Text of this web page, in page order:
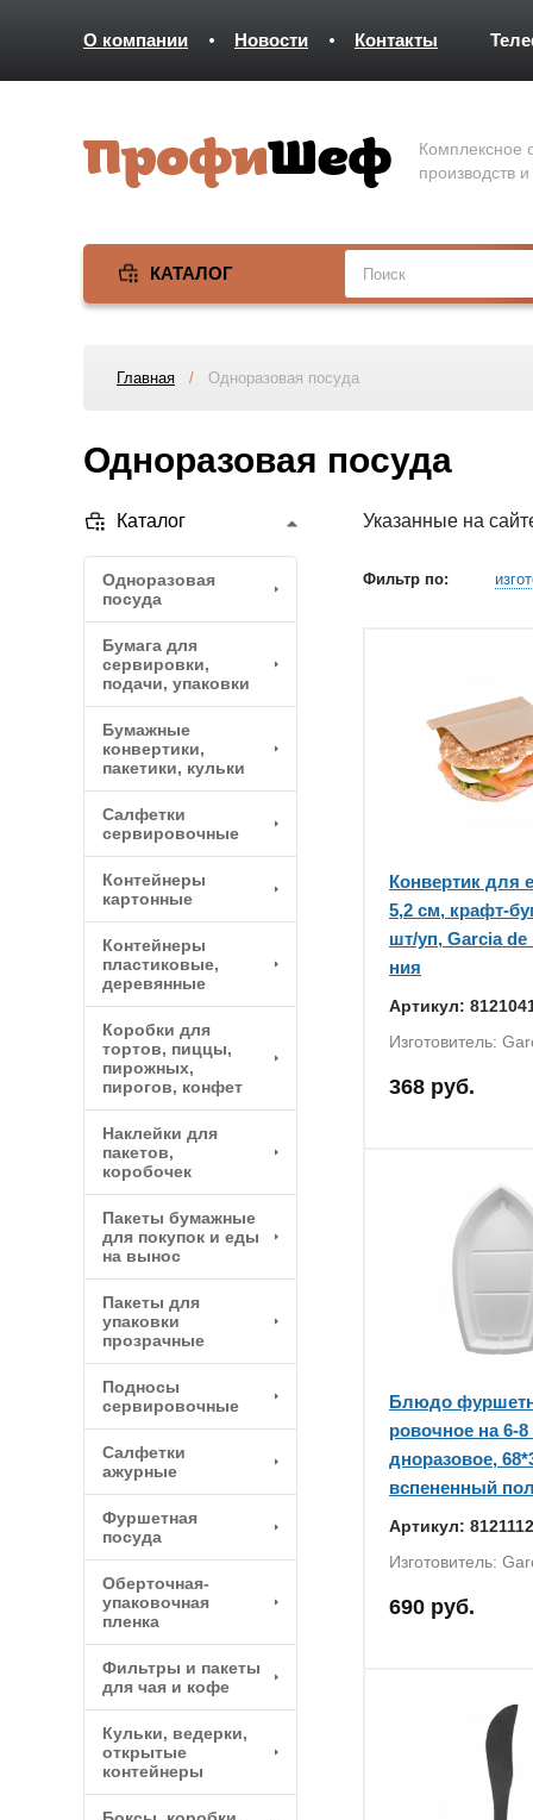
О компании Новости Контакты
Комплексное
производств
КАТАЛОГ
Главная / Одноразовая посуда
Одноразовая посуда
Каталог
Одноразовая
посуда
Бумага для
сервировки,
подачи, упаковки
Бумажные
конвертики,
пакетики, кульки
Салфетки
сервировочные
Контейнеры
картонные
Контейнеры
пластиковые,
деревянные
Коробки для
тортов, пиццы,
пирожных,
пирогов, конфет
Наклейки для
пакетов,
коробочек
Пакеты бумажные
для покупок и еды
на вынос
Пакеты для
упаковки
прозрачные
Подносы
сервировочные
Салфетки
ажурные
Фуршетная
посуда
Оберточная-
упаковочная
пленка
Фильтры и пакеты
для чая и кофе
Кульки, ведерки,
открытые
контейнеры
Указанные на
Фильтр по:
Конвертик для
5,2 см, крафт-
шт/уп, Garcia de
ния
Артикул:
Изготовитель:
368 руб.
Блюдо
ровочное на 6-
дноразовое,
вспененный
Артикул:
Изготовитель:
690 руб.